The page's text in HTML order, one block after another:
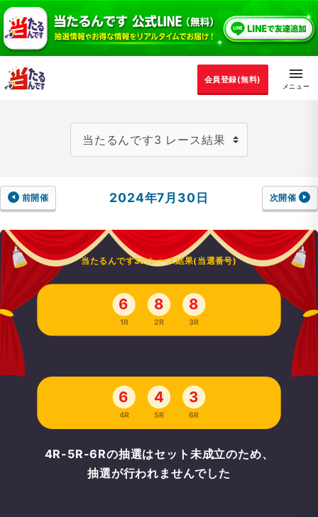
会員登録(無料)
前開催 2024年7月30日 次開催
当たるんです3のレース結果(当選番号)
6
1R
8
2R
8
3R
6
4R
4
5R
3
6R
4R-5R-6Rの抽選はセット未成立のため、
抽選が行われませんでした